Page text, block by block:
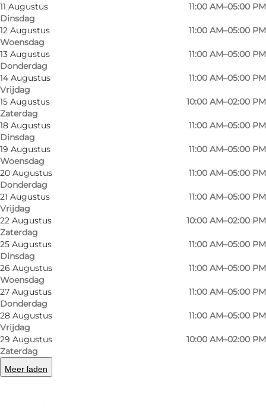
11 Augustus
Dinsdag
11:00 AM–05:00 PM
12 Augustus
Woensdag
11:00 AM–05:00 PM
13 Augustus
Donderdag
11:00 AM–05:00 PM
14 Augustus
Vrijdag
11:00 AM–05:00 PM
15 Augustus
Zaterdag
10:00 AM–02:00 PM
18 Augustus
Dinsdag
11:00 AM–05:00 PM
19 Augustus
Woensdag
11:00 AM–05:00 PM
20 Augustus
Donderdag
11:00 AM–05:00 PM
21 Augustus
Vrijdag
11:00 AM–05:00 PM
22 Augustus
Zaterdag
10:00 AM–02:00 PM
25 Augustus
Dinsdag
11:00 AM–05:00 PM
26 Augustus
Woensdag
11:00 AM–05:00 PM
27 Augustus
Donderdag
11:00 AM–05:00 PM
28 Augustus
Vrijdag
11:00 AM–05:00 PM
29 Augustus
Zaterdag
10:00 AM–02:00 PM
Meer laden
In addition to flowers and plants, as well as
arrangements and bouquets, you'll also find a
beautiful selection of decorative vases, pots and
candle holders for your home.
You can also order funeral bouquets, grave
decorations, mother and child bouquets and
beautiful wedding bouquets.
If you need collection/delivery before our official
opening hours, please send us an email or call
us!
Facebook